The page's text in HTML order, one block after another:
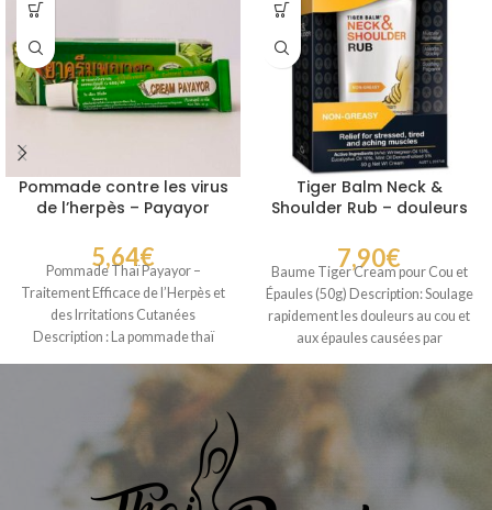
Pommade contre les virus
de l’herpès – Payayor
5,64€
Pommade Thaï Payayor –
Traitement Efficace de l’Herpès et
des Irritations Cutanées
Description : La pommade thaï
Tiger Balm Neck &
Shoulder Rub – douleurs
musculaire
7,90€
Baume Tiger Cream pour Cou et
Épaules (50g) Description: Soulage
rapidement les douleurs au cou et
aux épaules causées par